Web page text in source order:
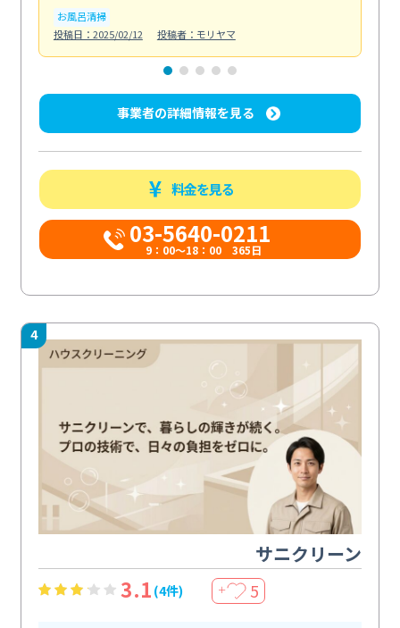
お風呂清掃
投稿日：2025/02/12
投稿者：モリヤマ
事業者の詳細情報を見る
料金を見る
03-5640-0211
9：00～18：00 365日
4
サニクリーン
3.1 (4件) ＋ 5